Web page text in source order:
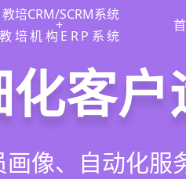
教培CRM/SCRM系统
+
教培机构ERP系统
业
心，打通从引
售漏
配、标准化跟
客户
画像、自动化服
生与
、小程序